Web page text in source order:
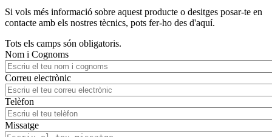
Si vols més informació sobre aquest producte o desitges posar-te en
contacte amb els nostres tècnics, pots fer-ho des d'aquí.
Tots els camps són obligatoris.
Nom i Cognoms
Correu electrònic
Telèfon
Missatge